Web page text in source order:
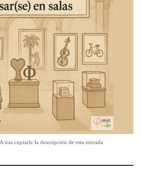
tras copiarle la descripción de esta entrada